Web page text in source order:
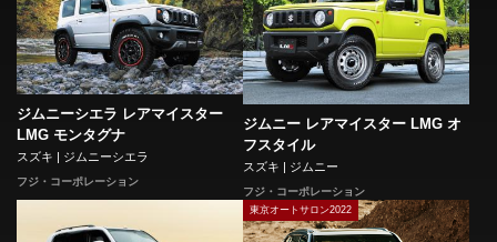
ジムニーシエラ レアマイスター
LMG モンタグナ
スズキ | ジムニーシエラ
フジ・コーポレーション
ジムニー レアマイスター LMG オ
フスタイル
スズキ | ジムニー
フジ・コーポレーション
東京オートサロン2022